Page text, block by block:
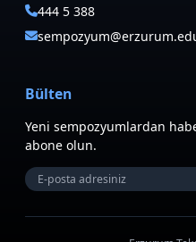
444 5 388
Bülten
Yeni sempozyumlardan
abone olun.